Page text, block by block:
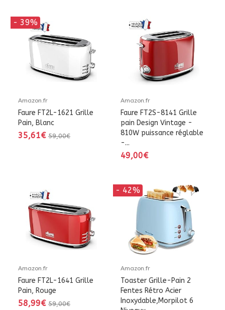
- 39%
Amazon.fr
Faure FT2L-1621 Grille
Pain, Blanc
35,61€ 59,00€
Amazon.fr
Faure FT2S-8141 Grille
pain Design Vintage -
810W puissance réglable
-...
49,00€
Amazon.fr
Faure FT2L-1641 Grille
Pain, Rouge
58,99€ 59,00€
- 42%
Amazon.fr
Toaster Grille-Pain 2
Fentes Rétro Acier
Inoxydable,Morpilot 6